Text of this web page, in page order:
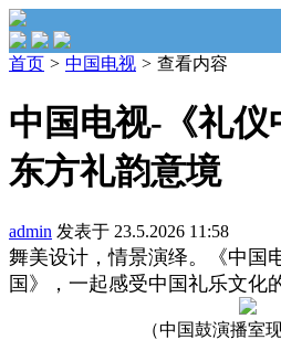
首页 > 中国电视 > 查看内容
中国电视-《礼
东方礼韵意境
admin 发表于 23.5.2026 11:58
舞美设计，情景演绎。《中国
国》，一起感受中国礼乐文化
（中国鼓演播室